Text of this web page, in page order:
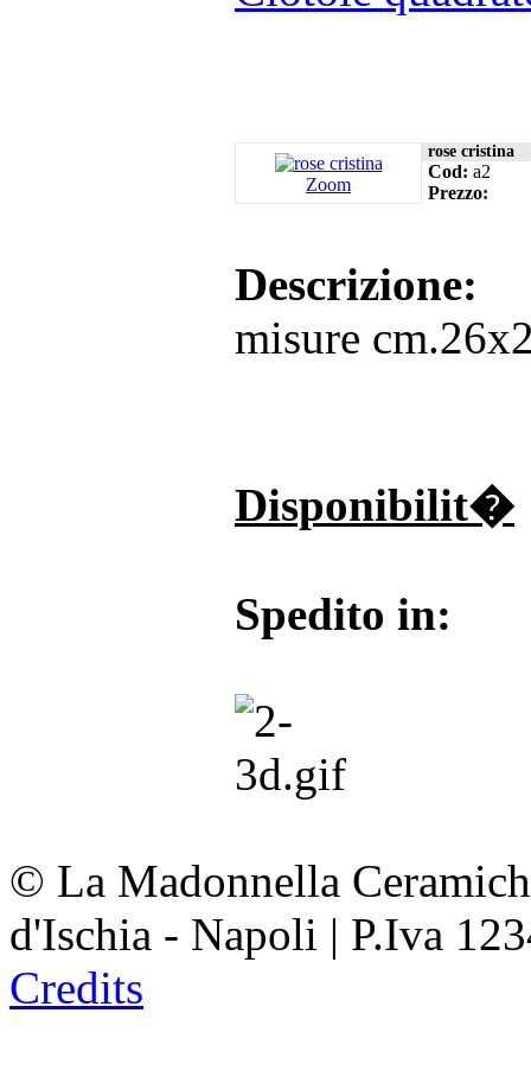
Zoom
rose cristina
Cod: a2
Prezzo:
Descrizione:
misure
Disponibilit�
Spedito in:
© La Madonnella
d'Ischia - Napoli | P.Iva
Credits